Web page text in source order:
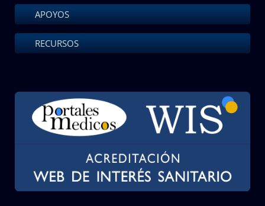
APOYOS
RECURSOS